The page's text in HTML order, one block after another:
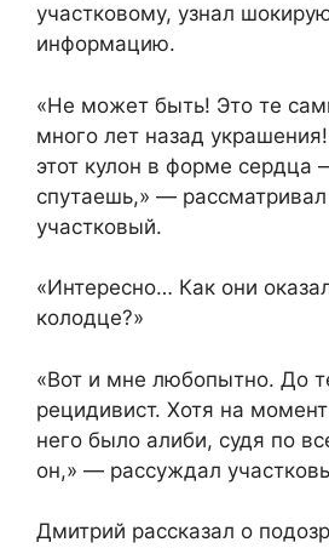
участковому, узнал
информацию.
«Не может быть! Это те
много лет назад
этот кулон в форме сердца
спутаешь,» —
участковый.
«Интересно… Как они
колодце?»
«Вот и мне любопытно. До
рецидивист. Хотя на
него было алиби, судя по
он,» — рассуждал
Дмитрий рассказал о